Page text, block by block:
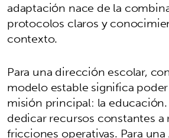
adaptación nace de la
protocolos claros y
contexto.
Para una dirección escolar,
modelo estable significa
misión principal: la
dedicar recursos constantes a
fricciones operativas. Para una